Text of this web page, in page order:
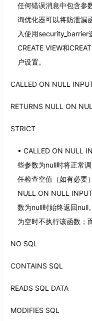
任何错误消息中包含参
询优化器可以将防泄漏
入使用security_barrier
CREATE VIEW和
户设置。
CALLED ON NULL
RETURNS NULL ON
STRICT
CALLED ON NULL
些参数为null时将正常
任检查空值（如有必要
NULL ON NULL
数为null时始终返回null
为空时不执行该函数；
NO SQL
CONTAINS SQL
READS SQL DATA
MODIFIES SQL